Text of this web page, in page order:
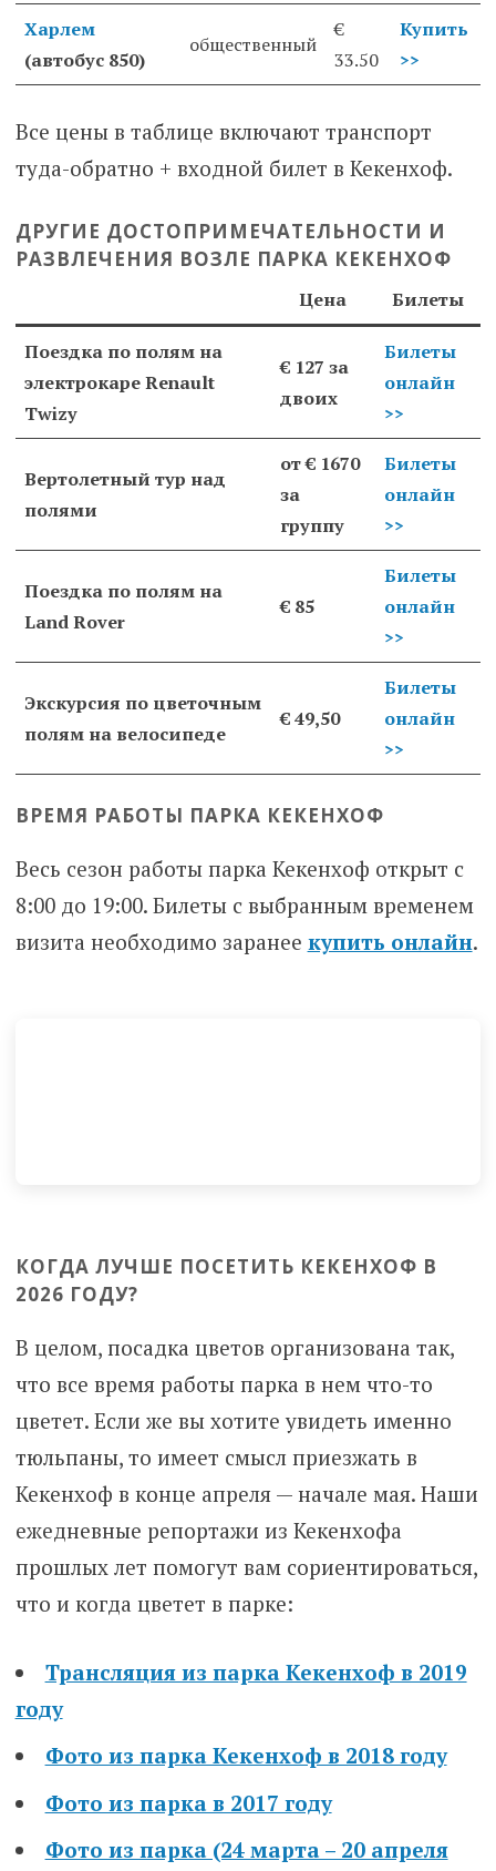
Харлем
(автобус 850)
общественный
€
33.50
Купить
>>
Все цены в таблице включают транспорт
туда-обратно + входной билет в Кекенхоф.
ДРУГИЕ ДОСТОПРИМЕЧАТЕЛЬНОСТИ И
РАЗВЛЕЧЕНИЯ ВОЗЛЕ ПАРКА КЕКЕНХОФ
Цена Билеты
Поездка по полям на
электрокаре Renault
Twizy
€ 127 за
двоих
Билеты
онлайн
>>
Вертолетный тур над
полями
от € 1670
за
группу
Билеты
онлайн
>>
Поездка по полям на
Land Rover
€ 85
Билеты
онлайн
>>
Экскурсия по цветочным
полям на велосипеде
€ 49,50
Билеты
онлайн
>>
ВРЕМЯ РАБОТЫ ПАРКА КЕКЕНХОФ
Весь сезон работы парка Кекенхоф открыт с
8:00 до 19:00. Билеты с выбранным временем
визита необходимо заранее купить онлайн.
КОГДА ЛУЧШЕ ПОСЕТИТЬ КЕКЕНХОФ В
2026 ГОДУ?
В целом, посадка цветов организована так,
что все время работы парка в нем что-то
цветет. Если же вы хотите увидеть именно
тюльпаны, то имеет смысл приезжать в
Кекенхоф в конце апреля — начале мая. Наши
ежедневные репортажи из Кекенхофа
прошлых лет помогут вам сориентироваться,
что и когда цветет в парке:
Трансляция из парка Кекенхоф в 2019
году
Фото из парка Кекенхоф в 2018 году
Фото из парка в 2017 году
Фото из парка (24 марта – 20 апреля